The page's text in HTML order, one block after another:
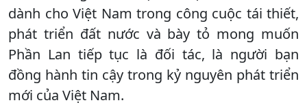
dành cho Việt Nam trong công cuộc tái thiết,
phát triển đất nước và bày tỏ mong muốn
Phần Lan tiếp tục là đối tác, là người bạn
đồng hành tin cậy trong kỷ nguyên phát triển
mới của Việt Nam.